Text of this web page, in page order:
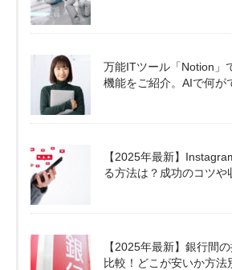
万能ITツール「Notion」
機能をご紹介。AIで何が
【2025年最新】
る方法は？成功のコツや
【2025年最新】銀行間
比較！どこが安いか方法